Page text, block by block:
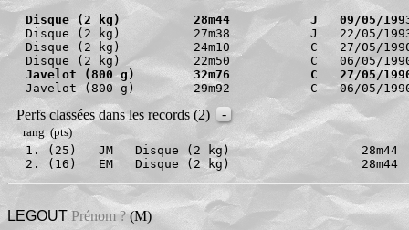
Disque (2 kg)          28m44           J   09/05/
Disque (2 kg)          27m38           J   22/05/
Disque (2 kg)          24m10           C   27/05/
Javelot (800 g)        32m76           C   27/05/
Perfs classées dans les records (2) -
rang (pts)
1. (25)   JM   Disque (2 kg)                  28m44
2. (16)   EM   Disque (2 kg)                  28m44
LEGOUT Prénom ?(M)